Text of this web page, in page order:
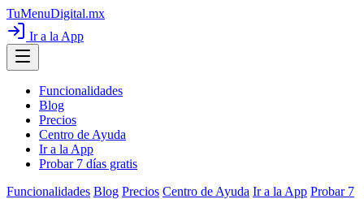
TuMenuDigital.mx
Ir a la App
Funcionalidades
Blog
Precios
Centro de Ayuda
Ir a la App
Probar 7 días gratis
Funcionalidades Blog Precios Centro de Ayuda Ir a la App Probar 7